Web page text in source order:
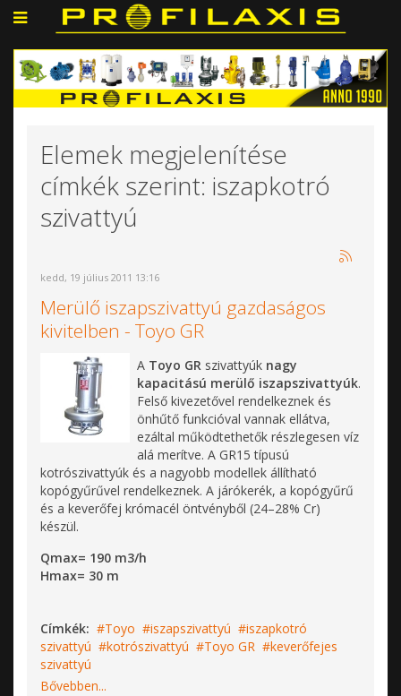
Elemek megjelenítése
címkék szerint: iszapkotró
szivattyú
kedd, 19 július 2011 13:16
Merülő iszapszivattyú gazdaságos
kivitelben - Toyo GR
A Toyo GR szivattyúk nagy
kapacitású merülő iszapszivattyúk.
Felső kivezetővel rendelkeznek és
önhűtő funkcióval vannak ellátva,
ezáltal működtethetők részlegesen víz
alá merítve. A GR15 típusú
kotrószivattyúk és a nagyobb modellek állítható
kopógyűrűvel rendelkeznek. A járókerék, a kopógyűrű
és a keverőfej krómacél öntvényből (24–28% Cr)
készül.
Qmax= 190 m3/h
Hmax= 30 m
Címkék: Toyo iszapszivattyú
iszapkotró
szivattyú
kotrószivattyú Toyo GR
keverőfejes
szivattyú
Bővebben...